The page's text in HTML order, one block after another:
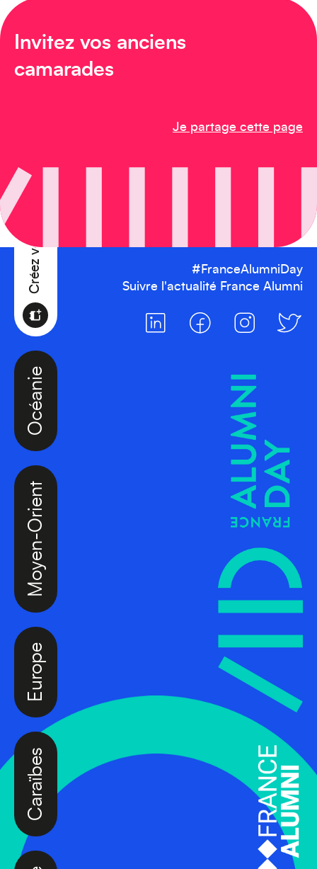
Invitez vos anciens
camarades
Je partage cette page
Asie
Caraïbes
Europe
Moyen-Orient
Océanie
Créez votre événement
Afrique
#FranceAlumniDay
Suivre l'actualité France Alumni